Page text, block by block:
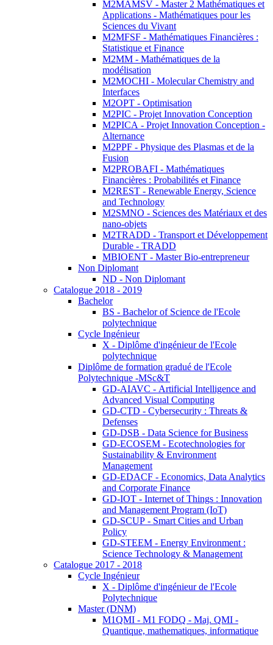
M2MAMSV - Master 2 Mathématiques et
Applications - Mathématiques pour les
Sciences du Vivant
M2MFSF - Mathématiques Financières :
Statistique et Finance
M2MM - Mathématiques de la
modélisation
M2MOCHI - Molecular Chemistry and
Interfaces
M2OPT - Optimisation
M2PIC - Projet Innovation Conception
M2PICA - Projet Innovation Conception -
Alternance
M2PPF - Physique des Plasmas et de la
Fusion
M2PROBAFI - Mathématiques
Financières : Probabilités et Finance
M2REST - Renewable Energy, Science
and Technology
M2SMNO - Sciences des Matériaux et des
nano-objets
M2TRADD - Transport et Développement
Durable - TRADD
MBIOENT - Master Bio-entrepreneur
Non Diplomant
ND - Non Diplomant
Catalogue 2018 - 2019
Bachelor
BS - Bachelor of Science de l'Ecole
polytechnique
Cycle Ingénieur
X - Diplôme d'ingénieur de l'Ecole
polytechnique
Diplôme de formation gradué de l'Ecole
Polytechnique -MSc&T
GD-AIAVC - Artificial Intelligence and
Advanced Visual Computing
GD-CTD - Cybersecurity : Threats &
Defenses
GD-DSB - Data Science for Business
GD-ECOSEM - Ecotechnologies for
Sustainability & Environment
Management
GD-EDACF - Economics, Data Analytics
and Corporate Finance
GD-IOT - Internet of Things : Innovation
and Management Program (IoT)
GD-SCUP - Smart Cities and Urban
Policy
GD-STEEM - Energy Environment :
Science Technology & Management
Catalogue 2017 - 2018
Cycle Ingénieur
X - Diplôme d'ingénieur de l'Ecole
Polytechnique
Master (DNM)
M1QMI - M1 FODQ - Maj. QMI -
Quantique, mathematiques, informatique